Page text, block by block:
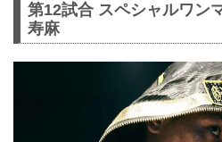
第12試合 スペシャルワン
寿麻